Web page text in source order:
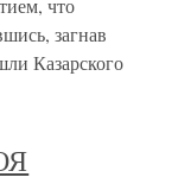
что
загнав
Казарского